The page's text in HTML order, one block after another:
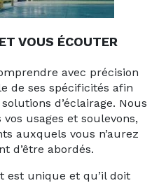
VOUS ÉCOUTER
avec précision
de ses spécificités afin
d’éclairage. Nous
usages et soulevons,
auxquels vous n’aurez
d’être abordés.
est unique et qu’il doit